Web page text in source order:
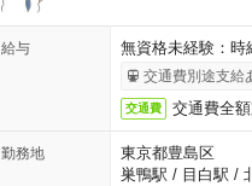
給与 無資格未経験：
交通費別途支給
交通費 交通費全
勤務地
東京都豊島区
巣鴨駅 / 目白駅 /